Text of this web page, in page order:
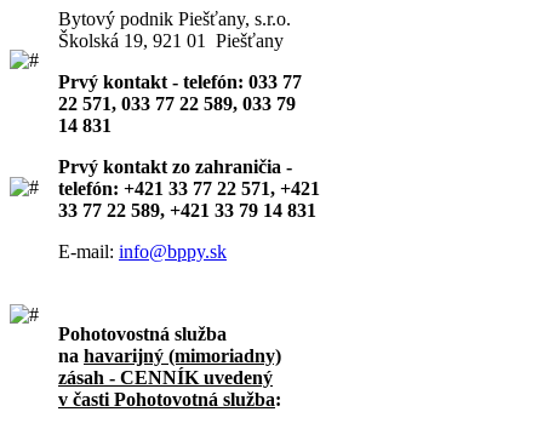
Bytový podnik Piešťany, s.r.o.
Školská 19, 921 01 Piešťany
Prvý kontakt - telefón: 033 77
22 571, 033 77 22 589, 033 79
14 831
Prvý kontakt zo zahraničia -
telefón: +421 33 77 22 571, +421
33 77 22 589, +421 33 79 14 831
E-mail: info@bppy.sk
Pohotovostná služba
na havarijný (mimoriadny)
zásah - CENNÍK uvedený
v časti Pohotovotná služba: